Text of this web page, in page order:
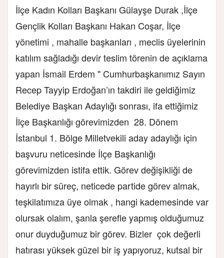
İlçe Kadın Kolları Başkanı Gülayşe Durak ,İlçe
Gençlik Kolları Başkanı Hakan Coşar, İlçe
yönetimi , mahalle başkanları , meclis üyelerinin
katılım sağladığı devir teslim törenin de açıklama
yapan İsmail Erdem " Cumhurbaşkanımız Sayın
Recep Tayyip Erdoğan’ın takdiri ile geldiğimiz
Belediye Başkan Adaylığı sonrası, ifa ettiğimiz
İlçe Başkanlığı görevimizden 28. Dönem
İstanbul 1. Bölge Milletvekili aday adaylığı için
başvuru neticesinde İlçe Başkanlığı
görevimizden istifa ettik. Görev değişikliği de
hayırlı bir süreç, neticede partide görev almak,
teşkilatımıza üye olmak , hangi kademesinde var
olursak olalım, şanla şerefle yapmış olduğumuz
onur duyduğumuz bir görev. Bizler çok değerli
hatırası yüksek güzel bir iş yapıyoruz, kutsal bir